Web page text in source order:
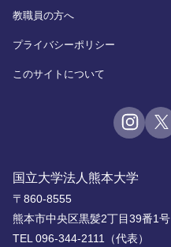
国立大学法人熊本大学
〒860-8555
熊本市中央区黒髪2丁目39番1号
TEL 096-344-2111（代表）
教職員の方へ
プライバシーポリシー
このサイトについて